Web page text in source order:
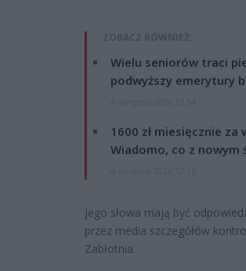
ZOBACZ RÓWNIEŻ:
Wielu seniorów traci
podwyższy emerytury
1600 zł miesięcznie za
Wiadomo, co z nowym
Jego słowa mają być
przez media szczegółów
Zabłotnia.